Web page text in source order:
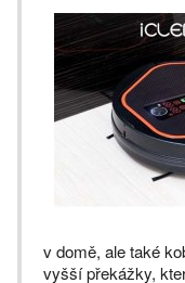
v domě, ale také
vyšší překážky,